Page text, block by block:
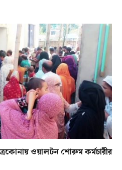
ওয়ালটন শোরুম কর্মচারীর